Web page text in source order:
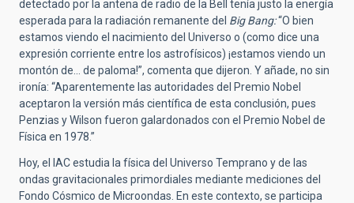
detectado por la antena de radio de la Bell tenía justo la energía
esperada para la radiación remanente del Big Bang:“O bien
estamos viendo el nacimiento del Universo o (como dice una
expresión corriente entre los astrofísicos) ¡estamos viendo un
montón de... de paloma!”, comenta que dijeron. Y añade, no sin
ironía: “Aparentemente las autoridades del Premio Nobel
aceptaron la versión más científica de esta conclusión, pues
Penzias y Wilson fueron galardonados con el Premio Nobel de
Física en 1978.”
Hoy, el IAC estudia la física del Universo Temprano y de las
ondas gravitacionales primordiales mediante mediciones del
Fondo Cósmico de Microondas. En este contexto, se participa